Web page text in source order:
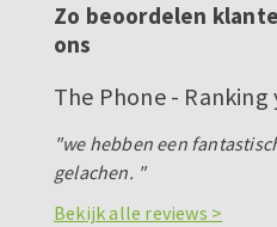
Zo beoordelen
ons
The Phone - Ranking
"we hebben een
gelachen. "
Bekijk alle reviews >